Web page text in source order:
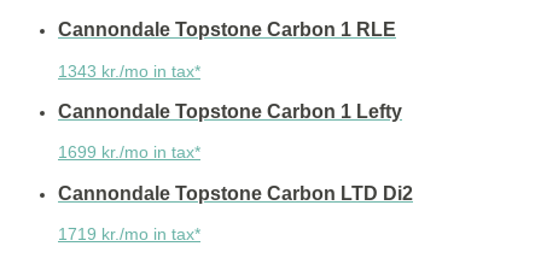
Cannondale Topstone Carbon 1 RLE
1343 kr./mo in tax*
Cannondale Topstone Carbon 1 Lefty
1699 kr./mo in tax*
Cannondale Topstone Carbon LTD Di2
1719 kr./mo in tax*